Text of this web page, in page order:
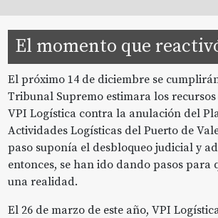
El momento que
El próximo 14 de diciembre se
Tribunal Supremo estimara los
VPI Logística contra la anulación del
Actividades Logísticas del Puerto de
paso suponía el desbloqueo judicial y
entonces, se han ido dando pasos para
una realidad.
El 26 de marzo de este año, VPI